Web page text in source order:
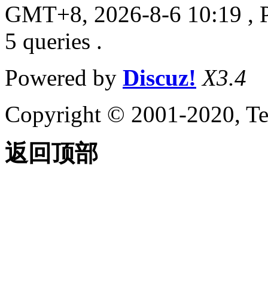
GMT+8, 2026-8-6 10:19 ,
5 queries .
Powered by Discuz! X3.4
Copyright © 2001-2020,
返回顶部